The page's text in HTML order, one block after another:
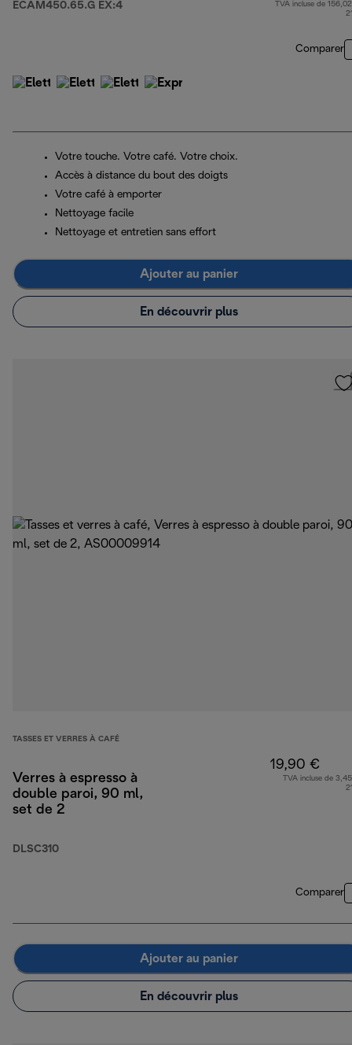
ECAM450.65.G EX:4
TVA incluse de
Comparer
Votre touche. Votre café. Votre choix.
Accès à distance du bout des doigts
Votre café à emporter
Nettoyage facile
Nettoyage et entretien sans effort
Ajouter au panier
En découvrir plus
TASSES ET VERRES À CAFÉ
Verres à espresso à
double paroi, 90 ml,
set de 2
DLSC310
19,90 €
TVA incluse de
Comparer
Ajouter au panier
En découvrir plus